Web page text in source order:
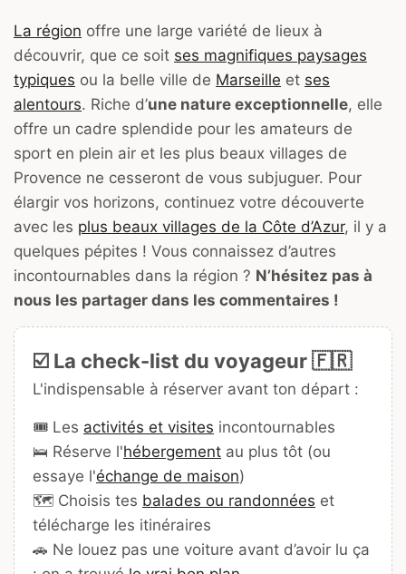
La région offre une large variété de lieux à
découvrir, que ce soit ses magnifiques paysages
typiques ou la belle ville de Marseille et ses
alentours. Riche d’une nature exceptionnelle, elle
offre un cadre splendide pour les amateurs de
sport en plein air et les plus beaux villages de
Provence ne cesseront de vous subjuguer. Pour
élargir vos horizons, continuez votre découverte
avec les plus beaux villages de la Côte d’Azur, il y a
quelques pépites ! Vous connaissez d’autres
incontournables dans la région ? N’hésitez pas à
nous les partager dans les commentaires !
☑️ La check-list du voyageur 🇫🇷
L'indispensable à réserver avant ton départ :
🎟️ Les activités et visites incontournables
🛌 Réserve l'hébergement au plus tôt (ou
essaye l'échange de maison)
🗺️ Choisis tes balades ou randonnées et
télécharge les itinéraires
🚗 Ne louez pas une voiture avant d’avoir lu ça